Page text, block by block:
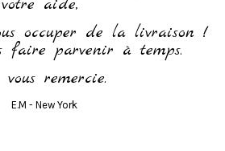
votre aide,
occuper de la livraison !
faire parvenir à temps.
remercie.
E.M - New York